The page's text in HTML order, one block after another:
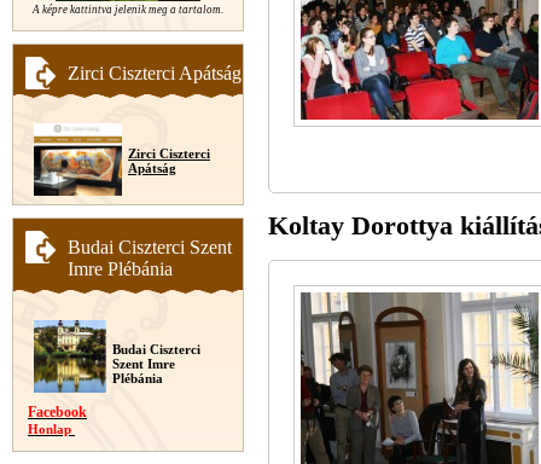
A képre kattintva jelenik meg a tartalom.
Zirci Ciszterci Apátság
Zirci Ciszterci
Apátság
Budai Ciszterci Szent
Imre Plébánia
Budai Ciszterci
Szent Imre
Plébánia
Facebook
Honlap
Koltay Dorottya